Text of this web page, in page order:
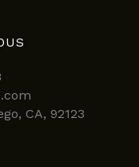
CA, 92123